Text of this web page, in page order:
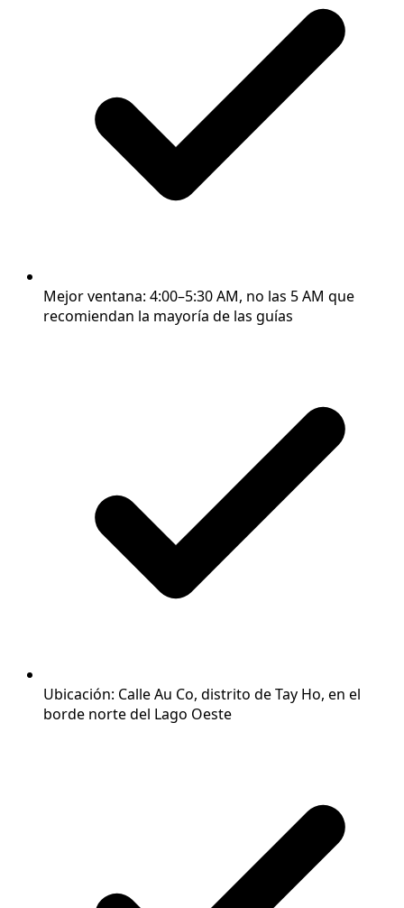
Mejor ventana: 4:00–5:30 AM, no las 5 AM que
recomiendan la mayoría de las guías
Ubicación: Calle Au Co, distrito de Tay Ho, en el
borde norte del Lago Oeste